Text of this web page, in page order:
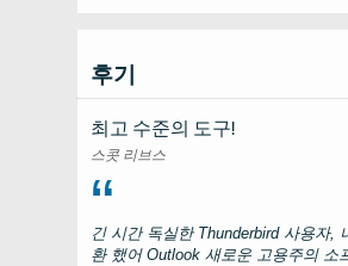
후기
최고 수준의 도구!
스콧 리브스
긴 시간 독실한 Thunderbird사용자,
환 했어 Outlook 새로운 고용주의 소